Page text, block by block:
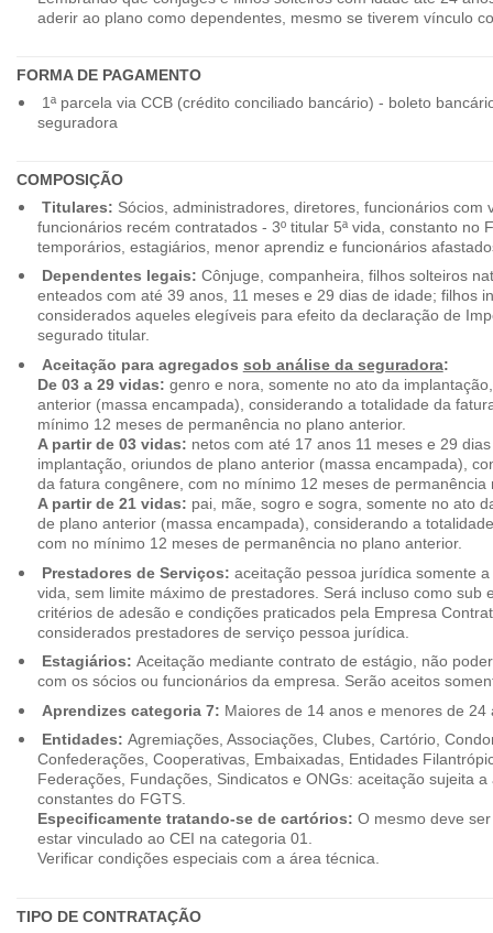
aderir ao plano como dependentes, mesmo se tiverem vínculo
FORMA DE PAGAMENTO
1ª parcela via CCB (crédito conciliado bancário) - boleto
seguradora
COMPOSIÇÃO
Titulares: Sócios, administradores, diretores, funcionários com
funcionários recém contratados - 3º titular 5ª vida, constanto no
temporários, estagiários, menor aprendiz e funcionários
Dependentes legais: Cônjuge, companheira, filhos solteiros
enteados com até 39 anos, 11 meses e 29 dias de idade; filhos
considerados aqueles elegíveis para efeito da declaração de
segurado titular.
Aceitação para agregados sob análise da seguradora:
De 03 a 29 vidas: genro e nora, somente no ato da
anterior (massa encampada), considerando a totalidade da
mínimo 12 meses de permanência no plano anterior.
A partir de 03 vidas: netos com até 17 anos 11 meses e 29
implantação, oriundos de plano anterior (massa encampada),
da fatura congênere, com no mínimo 12 meses de permanência
A partir de 21 vidas: pai, mãe, sogro e sogra, somente no ato
de plano anterior (massa encampada), considerando a
com no mínimo 12 meses de permanência no plano anterior.
Prestadores de Serviços: aceitação pessoa jurídica somente a
vida, sem limite máximo de prestadores. Será incluso como sub
critérios de adesão e condições praticados pela Empresa
considerados prestadores de serviço pessoa jurídica.
Estagiários: Aceitação mediante contrato de estágio, não
com os sócios ou funcionários da empresa. Serão aceitos
Aprendizes categoria 7: Maiores de 14 anos e menores de 24
Entidades: Agremiações, Associações, Clubes, Cartório,
Confederações, Cooperativas, Embaixadas, Entidades
Federações, Fundações, Sindicatos e ONGs: aceitação sujeita
constantes do FGTS.
Especificamente tratando-se de cartórios: O mesmo deve
estar vinculado ao CEI na categoria 01.
Verificar condições especiais com a área técnica.
TIPO DE CONTRATAÇÃO